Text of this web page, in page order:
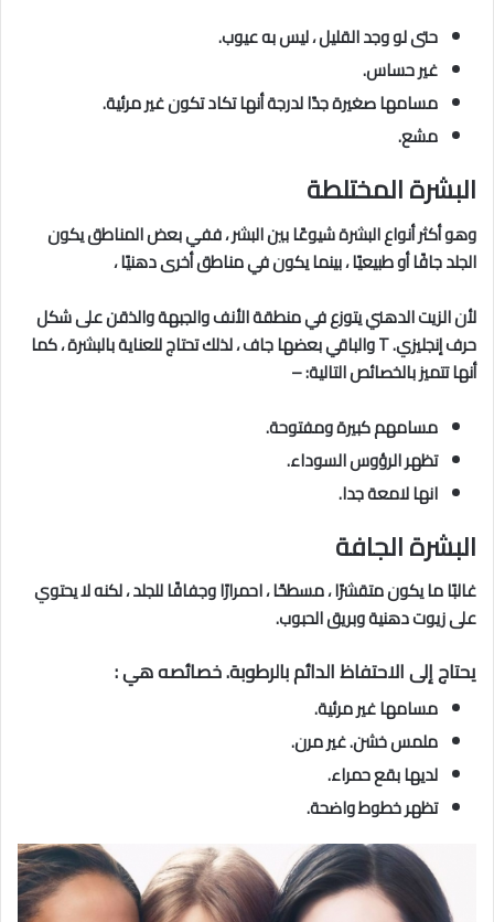
حتى لو وجد القليل ، ليس به عيوب.
غير حساس.
مسامها صغيرة جدًا لدرجة أنها تكاد تكون غير مرئية.
مشع.
البشرة المختلطة
وهو أكثر أنواع البشرة شيوعًا بين البشر ، ففي بعض المناطق يكون
الجلد جافًا أو طبيعيًا ، بينما يكون في مناطق أخرى دهنيًا ،
لأن الزيت الدهني يتوزع في منطقة الأنف والجبهة والذقن على شكل
حرف إنجليزي. T والباقي بعضها جاف ، لذلك تحتاج للعناية بالبشرة ، كما
أنها تتميز بالخصائص التالية: –
مسامهم كبيرة ومفتوحة.
تظهر الرؤوس السوداء.
انها لامعة جدا.
البشرة الجافة
غالبًا ما يكون متقشرًا ، مسطحًا ، احمرارًا وجفافًا للجلد ، لكنه لا يحتوي
على زيوت دهنية وبريق الحبوب.
يحتاج إلى الاحتفاظ الدائم بالرطوبة. خصائصه هي :
مسامها غير مرئية.
ملمس خشن. غير مرن.
لديها بقع حمراء.
تظهر خطوط واضحة.